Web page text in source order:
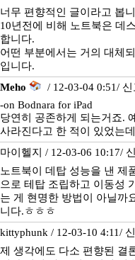
너무 편향적인 글이라고 봅
10년전에 비해 노트북은 데
합니다.
어떤 부분에서는 거의 대체
입니다.
Meho
/ 12-03-04 0:51/ 신
-on Bodnara for iPad
당연히 공존하게 되는거죠.
사라진다고 한 적이 있었는
마이헬지 / 12-03-06 10:17/
노트북이 데탑 성능을 낸 제
으로 테탑 조립하고 이동성
는 게 현명한 방법이 아닐까
니다.ㅎㅎㅎ
kittyphunk / 12-03-10 4:11/
제 생각에도 다소 편향된 결